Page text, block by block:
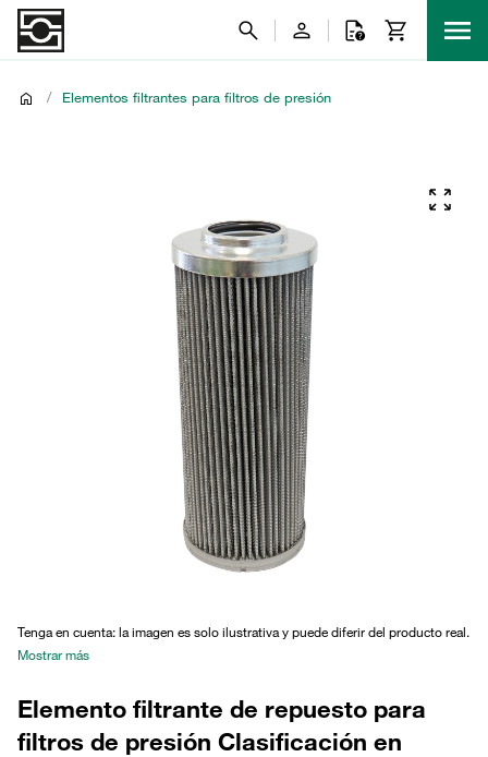
/ Elementos filtrantes para filtros de presión
Tenga en cuenta: la imagen es solo ilustrativa y puede diferir del producto real.
Mostrar más
Elemento filtrante de repuesto para
filtros de presión Clasificación en